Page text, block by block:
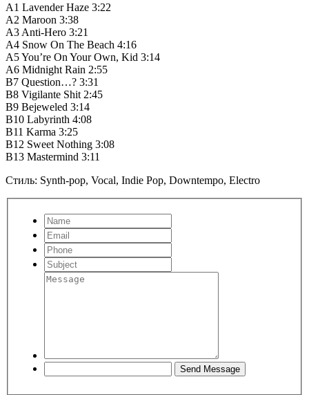
A1 Lavender Haze 3:22
A2 Maroon 3:38
A3 Anti-Hero 3:21
A4 Snow On The Beach 4:16
A5 You’re On Your Own, Kid 3:14
A6 Midnight Rain 2:55
B7 Question…? 3:31
B8 Vigilante Shit 2:45
B9 Bejeweled 3:14
B10 Labyrinth 4:08
B11 Karma 3:25
B12 Sweet Nothing 3:08
B13 Mastermind 3:11
Стиль: Synth-pop, Vocal, Indie Pop, Downtempo, Electro